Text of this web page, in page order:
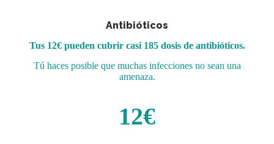
Antibióticos
Tus 12€ pueden cubrir casi 185 dosis de antibióticos.
Tú haces posible que muchas infecciones no sean una
amenaza.
12€